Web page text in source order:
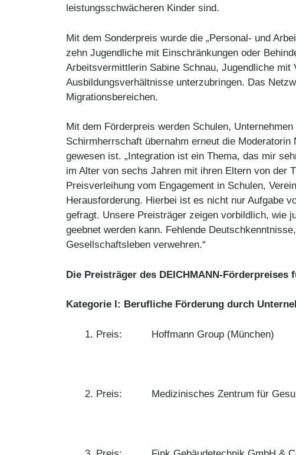
leistungsschwächeren Kinder sind.
Mit dem Sonderpreis wurde die „Personal- und
zehn Jugendliche mit Einschränkungen oder
Arbeitsvermittlerin Sabine Schnau, Jugendliche
Ausbildungsverhältnisse unterzubringen. Das
Migrationsbereichen.
Mit dem Förderpreis werden Schulen,
Schirmherrschaft übernahm erneut die
gewesen ist. „Integration ist ein Thema, das mir
im Alter von sechs Jahren mit ihren Eltern von der
Preisverleihung vom Engagement in Schulen,
Herausforderung. Hierbei ist es nicht nur Aufgabe
gefragt. Unsere Preisträger zeigen vorbildlich, wie
geebnet werden kann. Fehlende
Gesellschaftsleben verwehren.“
Die Preisträger des DEICHMANN-Förderpreises
Kategorie I: Berufliche Förderung durch
Preis: Hoffmann Group (München)
Preis: Medizinisches Zentrum für